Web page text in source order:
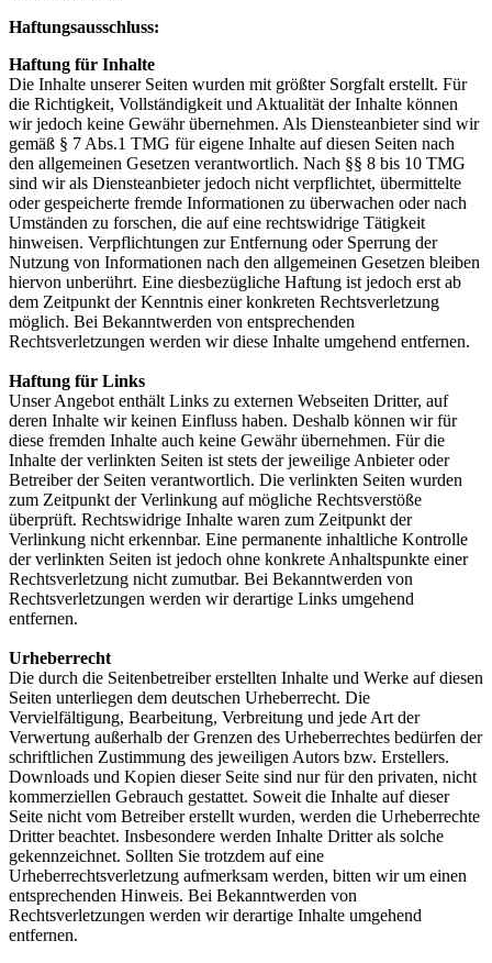
Haftungsausschluss:
Haftung für Inhalte
Die Inhalte unserer Seiten wurden mit größter Sorgfalt erstellt. Für
die Richtigkeit, Vollständigkeit und Aktualität der Inhalte können
wir jedoch keine Gewähr übernehmen. Als Diensteanbieter sind wir
gemäß § 7 Abs.1 TMG für eigene Inhalte auf diesen Seiten nach
den allgemeinen Gesetzen verantwortlich. Nach §§ 8 bis 10 TMG
sind wir als Diensteanbieter jedoch nicht verpflichtet, übermittelte
oder gespeicherte fremde Informationen zu überwachen oder nach
Umständen zu forschen, die auf eine rechtswidrige Tätigkeit
hinweisen. Verpflichtungen zur Entfernung oder Sperrung der
Nutzung von Informationen nach den allgemeinen Gesetzen bleiben
hiervon unberührt. Eine diesbezügliche Haftung ist jedoch erst ab
dem Zeitpunkt der Kenntnis einer konkreten Rechtsverletzung
möglich. Bei Bekanntwerden von entsprechenden
Rechtsverletzungen werden wir diese Inhalte umgehend entfernen.
Haftung für Links
Unser Angebot enthält Links zu externen Webseiten Dritter, auf
deren Inhalte wir keinen Einfluss haben. Deshalb können wir für
diese fremden Inhalte auch keine Gewähr übernehmen. Für die
Inhalte der verlinkten Seiten ist stets der jeweilige Anbieter oder
Betreiber der Seiten verantwortlich. Die verlinkten Seiten wurden
zum Zeitpunkt der Verlinkung auf mögliche Rechtsverstöße
überprüft. Rechtswidrige Inhalte waren zum Zeitpunkt der
Verlinkung nicht erkennbar. Eine permanente inhaltliche Kontrolle
der verlinkten Seiten ist jedoch ohne konkrete Anhaltspunkte einer
Rechtsverletzung nicht zumutbar. Bei Bekanntwerden von
Rechtsverletzungen werden wir derartige Links umgehend
entfernen.
Urheberrecht
Die durch die Seitenbetreiber erstellten Inhalte und Werke auf diesen
Seiten unterliegen dem deutschen Urheberrecht. Die
Vervielfältigung, Bearbeitung, Verbreitung und jede Art der
Verwertung außerhalb der Grenzen des Urheberrechtes bedürfen der
schriftlichen Zustimmung des jeweiligen Autors bzw. Erstellers.
Downloads und Kopien dieser Seite sind nur für den privaten, nicht
kommerziellen Gebrauch gestattet. Soweit die Inhalte auf dieser
Seite nicht vom Betreiber erstellt wurden, werden die Urheberrechte
Dritter beachtet. Insbesondere werden Inhalte Dritter als solche
gekennzeichnet. Sollten Sie trotzdem auf eine
Urheberrechtsverletzung aufmerksam werden, bitten wir um einen
entsprechenden Hinweis. Bei Bekanntwerden von
Rechtsverletzungen werden wir derartige Inhalte umgehend
entfernen.